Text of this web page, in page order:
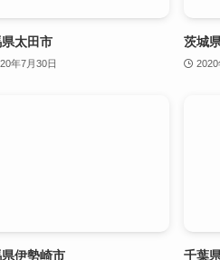
太田市
年7月30日
茨城
2020
伊勢崎市 千葉